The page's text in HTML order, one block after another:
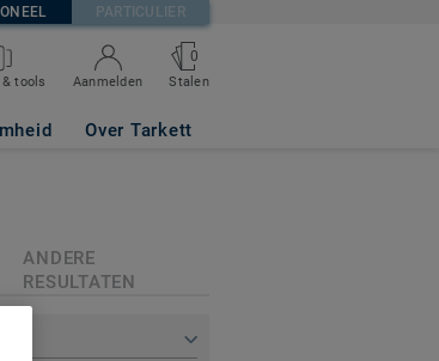
PARTICULIER
tools Aanmelden
0
Stalen
Over Tarkett
ANDERE
RESULTATEN